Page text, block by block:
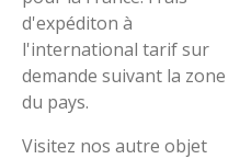
d'expéditon à
l'international tarif sur
demande suivant la zone
du pays.
Visitez nos autre objet